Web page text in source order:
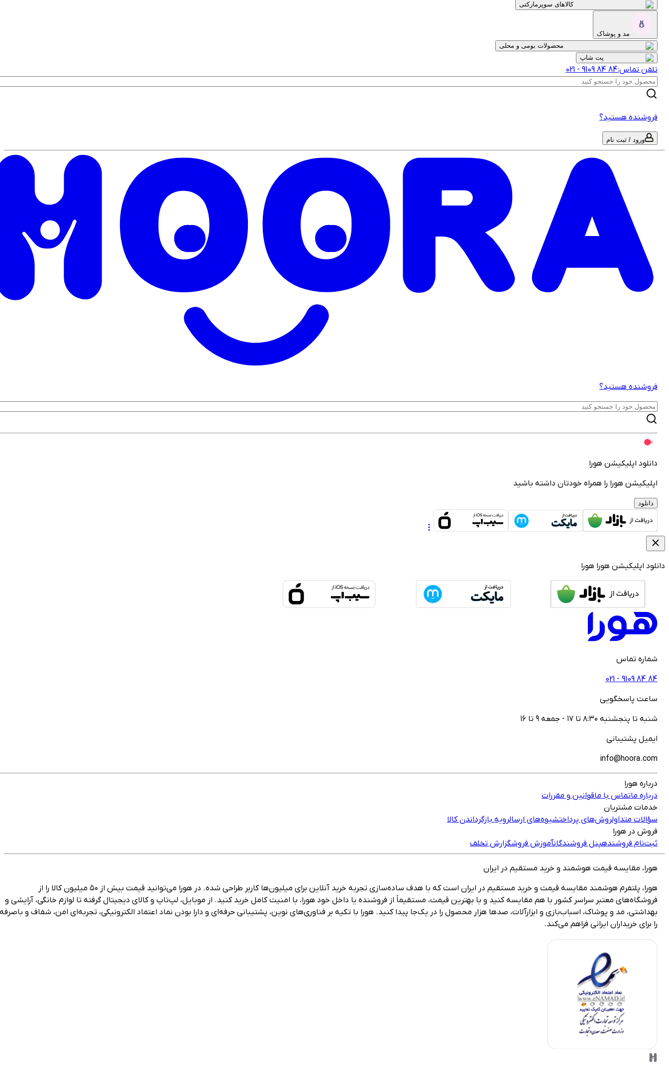
کالاهای سوپرمارکتی
مد و پوشاک
محصولات بومی و محلی
پت شاپ
تلفن تماس: 021 - ‎9109‎ ‎84‎ ‎84‎
فروشنده هستید؟
ورود / ثبت نام
فروشنده هستید؟
دانلود اپلیکیشن هورا
اپلیکیشن هورا را همراه خودتان داشته باشید
دانلود
دانلود اپلیکیشن هورا هورا
شماره تماس
021 - ‎9109‎ ‎84‎ ‎84‎
ساعت پاسخگویی
شنبه تا پنجشنبه ۸:۳۰ تا ۱۷ - جمعه ۹ تا ۱۶
ایمیل پشتیبانی
info@hoora.com
درباره هورا
درباره ماتماس با ماقوانین و مقررات
خدمات مشتریان
سؤالات متداولروش‌های پرداختشیوه‌های ارسالرویه بازگرداندن کالا
فروش در هورا
ثبت‌نام فروشندهپنل فروشندگانآموزش فروشگزارش تخلف
هورا، مقایسه قیمت هوشمند و خرید مستقیم در ایران
هورا، پلتفرم هوشمند مقایسه قیمت و خرید مستقیم در ایران است که با هدف ساده‌سازی تجربه خرید آنلاین برای میلیون‌ها کاربر طراحی شده. در هورا می‌توانید قیمت بیش از ۵۰ میلیون کالا را از
فروشگاه‌های معتبر سراسر کشور با هم مقایسه کنید و با بهترین قیمت، مستقیماً از فروشنده یا داخل خود هورا، با امنیت کامل خرید کنید. از موبایل، لپ‌تاپ و کالای دیجیتال گرفته تا لوازم خانگی، آرایشی و
بهداشتی، مد و پوشاک، اسباب‌بازی و ابزارآلات، صدها هزار محصول را در یک‌جا پیدا کنید. هورا با تکیه بر فناوری‌های نوین، پشتیبانی حرفه‌ای و دارا بودن نماد اعتماد الکترونیکی، تجربه‌ای امن، شفاف و باصرفه
را برای خریداران ایرانی فراهم می‌کند.